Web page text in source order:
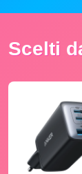
Scelti